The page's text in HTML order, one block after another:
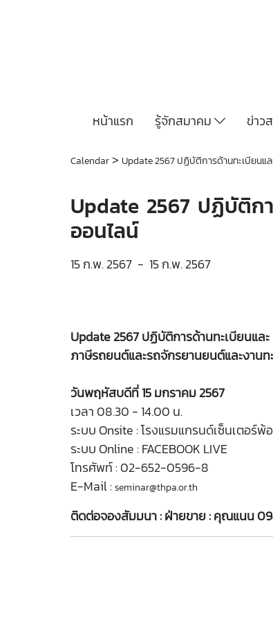
หน้าแรก รู้จักสมาคม ข่าว
Calendar > Update 2567 ปฏิบัติการด้านทะเบียนแ
Update 2567 ปฏิบัติก
ออนไลน์
15 ก.พ. 2567 - 15 ก.พ. 2567
Update 2567 ปฏิบัติการด้านทะเบียนและ
ภาษีรถยนต์และรถจักรยานยนต์และงานท
วันพฤหัสบดีที่ 15 มกราคม 2567
เวลา 08.30 - 14.00 น.
ระบบ Onsite : โรงแรมแกรนด์เซ็นเตอร์พ้
ระบบ Online : FACEBOOK LIVE
โทรศัพท์ : 02-652-0596-8
E-Mail :seminar@thpa.or.th
ติดต่อจองสัมมนา : ฝ่ายขาย : คุณแนน